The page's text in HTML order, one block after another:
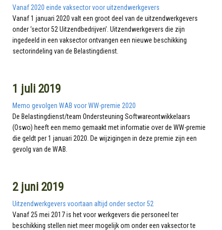
Vanaf 2020 einde vaksector voor uitzendwerkgevers
Vanaf 1 januari 2020 valt een groot deel van de uitzendwerkgevers
onder ‘sector 52 Uitzendbedrijven’. Uitzendwerkgevers die zijn
ingedeeld in een vaksector ontvangen een nieuwe beschikking
sectorindeling van de Belastingdienst.
1 juli 2019
Memo gevolgen WAB voor WW-premie 2020
De Belastingdienst/team Ondersteuning Softwareontwikkelaars
(Oswo) heeft een memo gemaakt met informatie over de WW-premie
die geldt per 1 januari 2020. De wijzigingen in deze premie zijn een
gevolg van de WAB.
2 juni 2019
Uitzendwerkgevers voortaan altijd onder sector 52
Vanaf 25 mei 2017 is het voor werkgevers die personeel ter
beschikking stellen niet meer mogelijk om onder een vaksector te